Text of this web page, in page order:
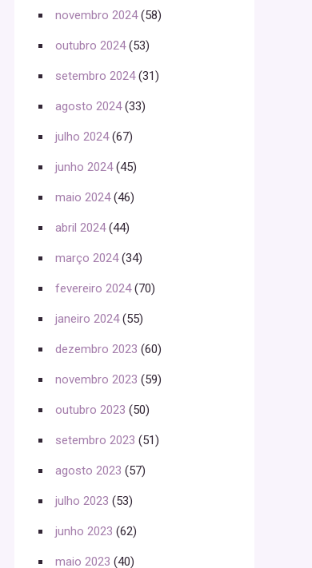
novembro 2024(58)
outubro 2024(53)
setembro 2024(31)
agosto 2024(33)
julho 2024(67)
junho 2024(45)
maio 2024(46)
abril 2024(44)
março 2024(34)
fevereiro 2024(70)
janeiro 2024(55)
dezembro 2023 (60)
novembro 2023 (59)
outubro 2023 (50)
setembro 2023 (51)
agosto 2023 (57)
julho 2023 (53)
junho 2023 (62)
maio 2023 (40)